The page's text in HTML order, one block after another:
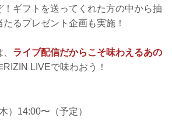
！ギフトを送ってくれた方の中から抽
るプレゼント企画も実施！
ライブ配信だからこそ味わえるあの
RIZIN LIVEで味わおう！
）14:00〜（予定）